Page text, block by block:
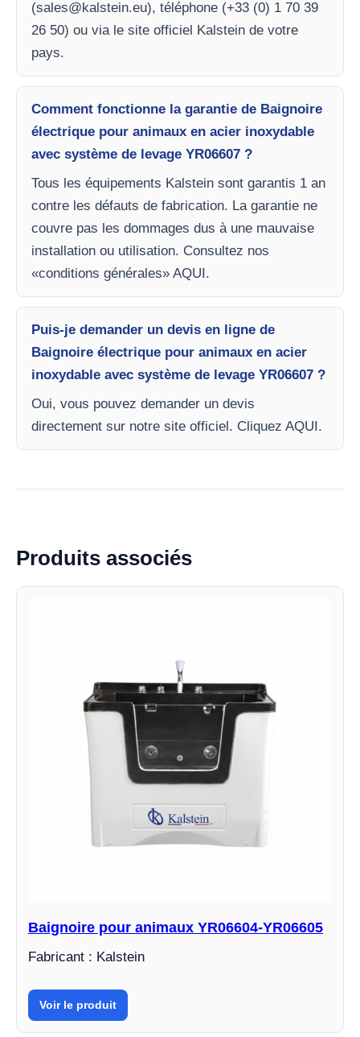
(sales@kalstein.eu), téléphone (+33 (0) 1 70 39
26 50) ou via le site officiel Kalstein de votre
pays.
Comment fonctionne la garantie de Baignoire
électrique pour animaux en acier inoxydable
avec système de levage YR06607 ?
Tous les équipements Kalstein sont garantis 1 an
contre les défauts de fabrication. La garantie ne
couvre pas les dommages dus à une mauvaise
installation ou utilisation. Consultez nos
«conditions générales» AQUI.
Puis-je demander un devis en ligne de
Baignoire électrique pour animaux en acier
inoxydable avec système de levage YR06607 ?
Oui, vous pouvez demander un devis
directement sur notre site officiel. Cliquez AQUI.
Produits associés
Baignoire pour animaux YR06604-YR06605
Fabricant : Kalstein
Voir le produit